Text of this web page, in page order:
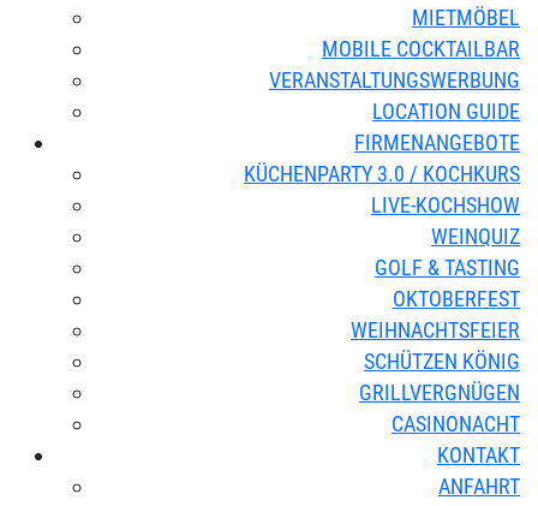
MIETMÖBEL
MOBILE COCKTAILBAR
VERANSTALTUNGSWERBUNG
LOCATION GUIDE
FIRMENANGEBOTE
KÜCHENPARTY 3.0 / KOCHKURS
LIVE-KOCHSHOW
WEINQUIZ
GOLF & TASTING
OKTOBERFEST
WEIHNACHTSFEIER
SCHÜTZEN KÖNIG
GRILLVERGNÜGEN
CASINONACHT
KONTAKT
ANFAHRT